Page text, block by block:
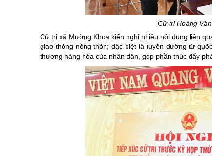
Cử tri Hoàng
Cử tri xã Mường Khoa kiến nghị nhiều nội dung liên
giao thông nông thôn; đặc biệt là tuyến đường từ
thương hàng hóa của nhân dân, góp phần thúc đẩy